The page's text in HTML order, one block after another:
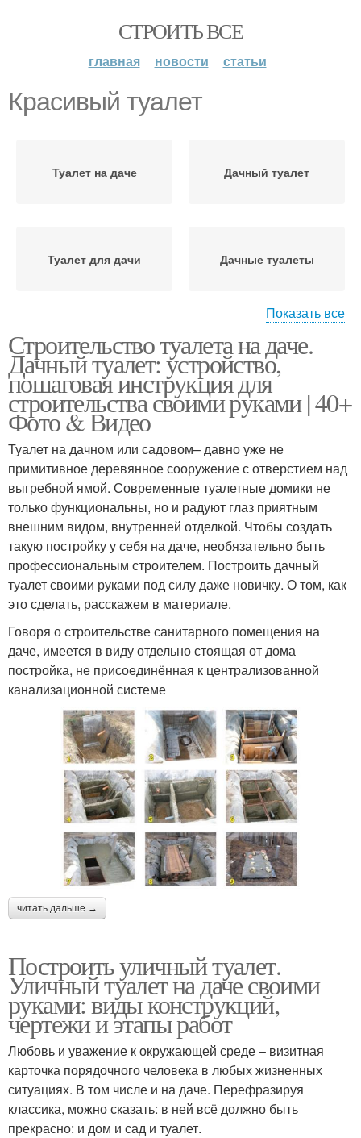
СТРОИТЬ ВСЕ
главная новости статьи
Красивый туалет
Туалет на даче Дачный туалет
Туалет для дачи Дачные туалеты
Стандартный туалет Туалет без фундамента
Автономный туалет
Уличный туалет
Туалет на строительном
плане
Туалеты для дачи Ям для дачного туалета
Ямы для дачного
Показать все
Строительство туалета на даче.
Дачный туалет: устройство,
пошаговая инструкция для
строительства своими руками | 40+
Фото & Видео
Туалет на дачном или садовом– давно уже не
примитивное деревянное сооружение с отверстием над
выгребной ямой. Современные туалетные домики не
только функциональны, но и радуют глаз приятным
внешним видом, внутренней отделкой. Чтобы создать
такую постройку у себя на даче, необязательно быть
профессиональным строителем. Построить дачный
туалет своими руками под силу даже новичку. О том, как
это сделать, расскажем в материале.
Говоря о строительстве санитарного помещения на
даче, имеется в виду отдельно стоящая от дома
постройка, не присоединённая к централизованной
канализационной системе
читать дальше →
Построить уличный туалет.
Уличный туалет на даче своими
руками: виды конструкций,
чертежи и этапы работ
Любовь и уважение к окружающей среде – визитная
карточка порядочного человека в любых жизненных
ситуациях. В том числе и на даче. Перефразируя
классика, можно сказать: в ней всё должно быть
прекрасно: и дом и сад и туалет.